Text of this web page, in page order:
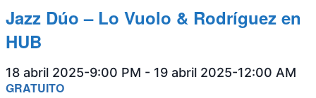
Jazz Dúo – Lo Vuolo & Rodríguez en
HUB
18 abril 2025-9:00 PM - 19 abril 2025-12:00 AM
GRATUITO